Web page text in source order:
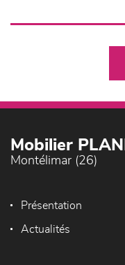
Mobilier
Montélimar (26)
Présentation
Actualités